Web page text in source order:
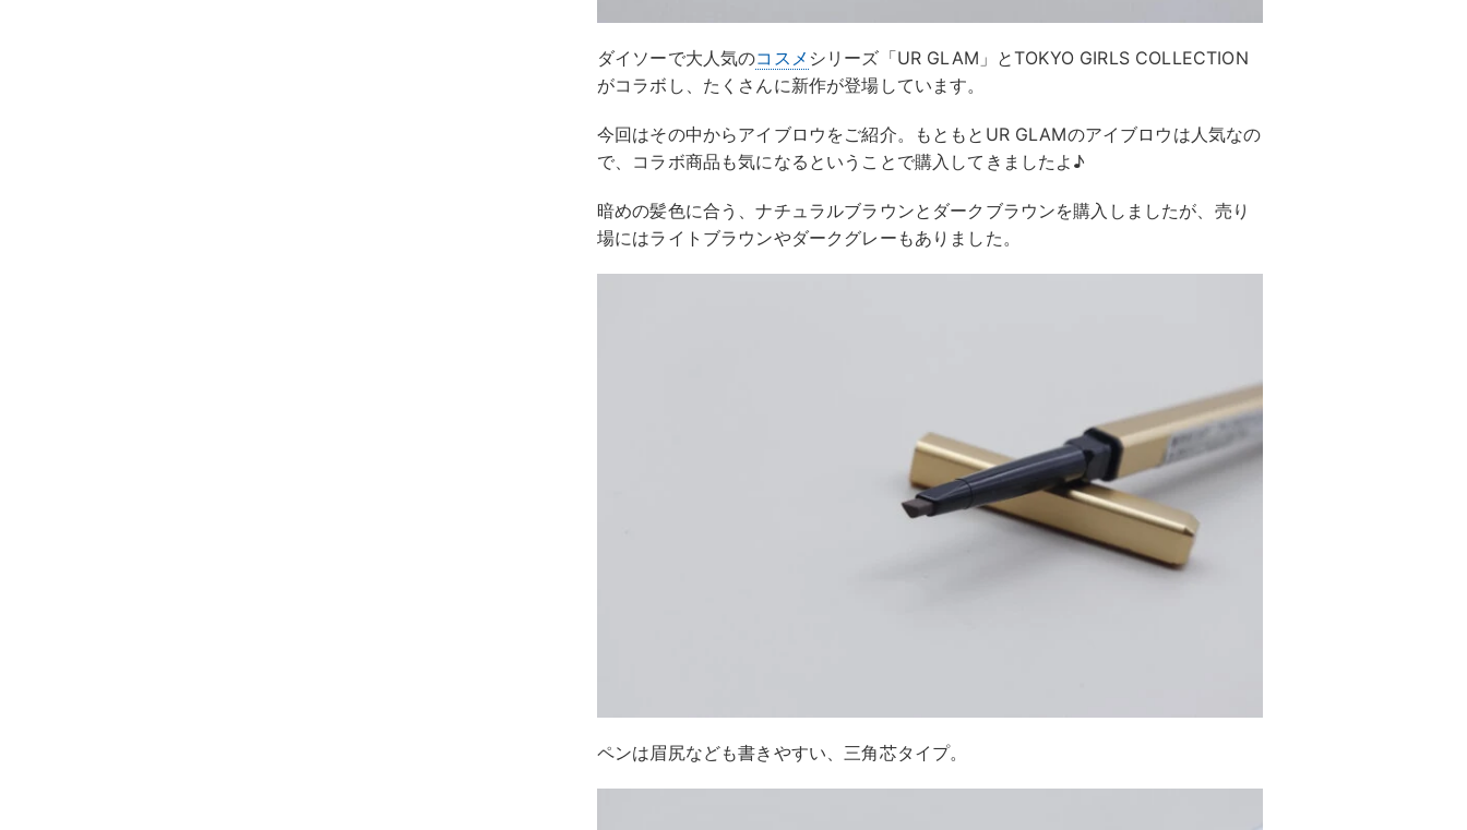
ダイソーで大人気のコスメ シリーズ「UR GLAM」とTOKYO GIRLS COLLECTION
がコラボし、たくさんに新作が登場しています。
今回はその中からアイブロウをご紹介。もともとUR GLAMのアイブロウは人気なの
で、コラボ商品も気になるということで購入してきましたよ♪
暗めの髪色に合う、ナチュラルブラウンとダークブラウンを購入しましたが、売り
場にはライトブラウンやダークグレーもありました。
ペンは眉尻なども書きやすい、三角芯タイプ。